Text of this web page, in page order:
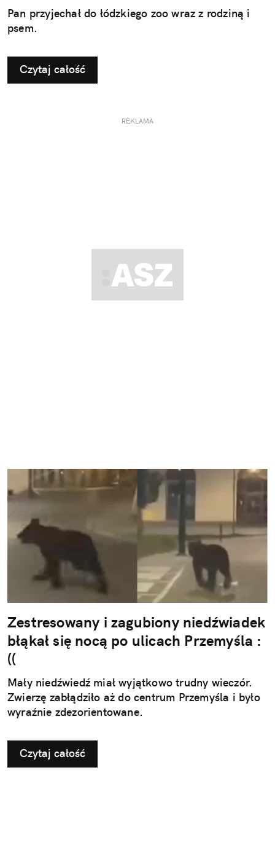
Pan przyjechał do łódzkiego zoo wraz z rodziną i
psem.
Czytaj całość
REKLAMA
Zestresowany i zagubiony niedźwiadek
błąkał się nocą po ulicach Przemyśla :
((
Mały niedźwiedź miał wyjątkowo trudny wieczór.
Zwierzę zabłądziło aż do centrum Przemyśla i było
wyraźnie zdezorientowane.
Czytaj całość